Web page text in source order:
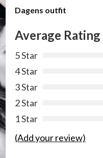
Dagens outfit
Average Rating
5 Star
4 Star
3 Star
2 Star
1 Star
(Add your review)